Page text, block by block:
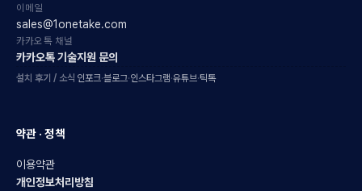
이메일
sales@1onetake.com
카카오톡 채널
카카오톡 기술지원 문의
설치 후기 / 소식 인포크·블로그·인스타그램·유튜브·틱톡
약관 · 정책
이용약관
개인정보처리방침